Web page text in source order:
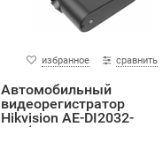
избранное сравнить
Автомобильный
видеорегистратор
Hikvision AE-DI2032-
G40(In...